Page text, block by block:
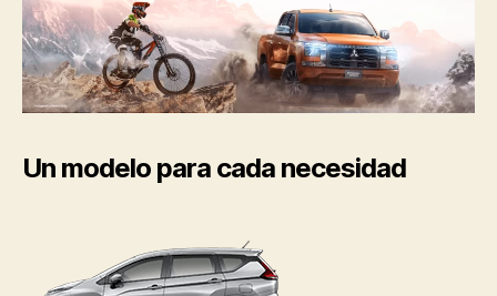
Un modelo para cada necesidad